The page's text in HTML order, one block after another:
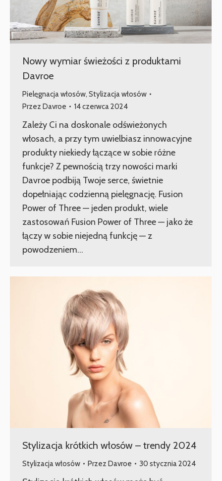
Nowy wymiar świeżości z produktami
Davroe
Pielęgnacja włosów, Stylizacja włosów
Przez Davroe 14 czerwca 2024
Zależy Ci na doskonale odświeżonych
włosach, a przy tym uwielbiasz innowacyjne
produkty niekiedy łączące w sobie różne
funkcje? Z pewnością trzy nowości marki
Davroe podbiją Twoje serce, świetnie
dopełniając codzienną pielęgnację. Fusion
Power of Three — jeden produkt, wiele
zastosowań Fusion Power of Three — jako że
łączy w sobie niejedną funkcję — z
powodzeniem…
Stylizacja krótkich włosów – trendy 2024
Stylizacja włosów Przez Davroe 30 stycznia 2024